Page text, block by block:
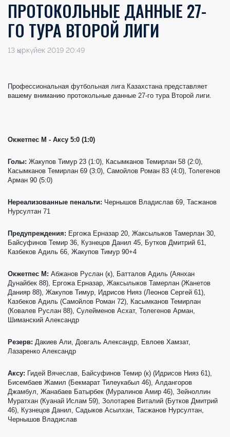
ПРОТОКОЛЬНЫЕ ДАННЫЕ 27-
ГО ТУРА ВТОРОЙ ЛИГИ
13 қыркүйек 2019 20:49
Профессиональная футбольная лига Казахстана представляет
вашему вниманию протокольные данные 27-го тура Второй лиги.
Окжетпес М - Аксу 5:0 (1:0)
Голы: Жакупов Тимур 23 (1:0), Касымканов Темирлан 58 (2:0),
Касымканов Темирлан 69 (3:0), Самойлов Роман 83 (4:0), Толегенов
Арман 90 (5:0)
Нереализованные пенальти: Чернышов Владислав 69, Тасжанов
Нурсултан 71
Предупреждения: Ергожа Ерназар 20, Жаксылыков Тамерлан 30,
Байсуфинов Темир 36, Кузнецов Данил 45, Бутков Дмитрий 61,
Казбеков Адиль 66, Жакупов Тимур 90+4
Окжетпес М: Абжанов Руслан (к), Батталов Адиль (Аянхан
Дунайбек 88), Ергожа Ерназар, Жаксылыков Тамерлан (Жанетов
Данияр 88), Жакупов Тимур, Идрисов Нияз (Леонов Сергей 61),
Казбеков Адиль (Самойлов Роман 72), Касымканов Темирлан
(Ковалев Руслан 88), Сулейменов Асхат, Толегенов Арман,
Шиманский Александр
Резерв: Дакиев Али, Довгаль Александр, Евлоев Хамзат,
Лазаренко Александр
Аксу: Гидей Вячеслав, Байсуфинов Темир (к) (Идрисов Нияз 61),
Бисембаев Жамил (Бекмарат Тилеукабыл 46), Алдангоров
Джамбул, Жанабаев Батырбек (Муралинов Амир 46), Зейноллин
Муратхан (Куанай Ислам 59), Золотарев Виталий (Бутков Дмитрий
46), Кузнецов Данил, Садыков Асылхан, Тасжанов Нурсултан,
Чернышов Владислав